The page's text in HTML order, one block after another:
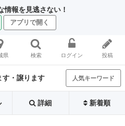
情報を見逃さない！
アプリで開く
県 検索 ログイン 投稿
す・譲ります 人気キーワード
詳細 新着順